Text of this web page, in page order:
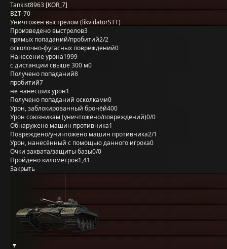
Tankist8963 [KOR_7]
BZT-70
Уничтожен выстрелом (likvidatorSTT)
Произведено выстрелов3
прямых попаданий/пробитий2/2
осколочно-фугасных повреждений0
Нанесение урона1999
с дистанции свыше 300 м0
Получено попаданий8
пробитий7
не нанёсших урон1
Получено попаданий осколками0
Урон, заблокированный бронёй400
Урон союзникам (уничтожено/повреждений)0/0
Обнаружено машин противника1
Повреждено/уничтожено машин противника2/1
Урон, нанесённый с помощью данного игрока0
Очки захвата/защиты базы0/0
Пройдено километров1,41
Закрыть